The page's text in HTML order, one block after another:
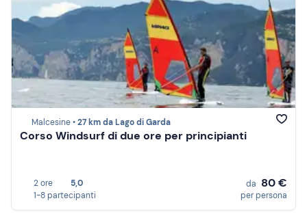
Malcesine •27 km da Lago di Garda
Corso Windsurf di due ore per principianti
2 ore
5,0
1-8 partecipanti
da 80 €
per persona